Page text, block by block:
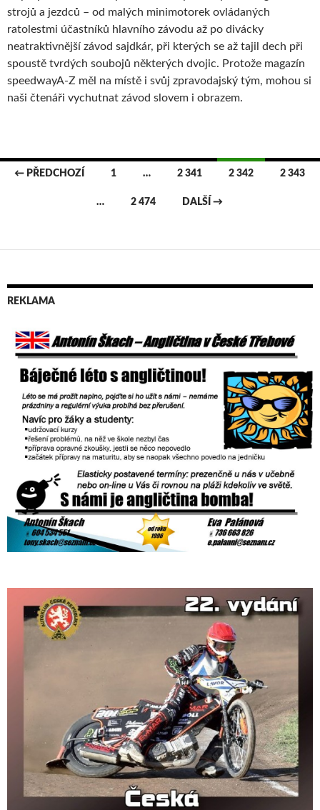
strojů a jezdců – od malých minimotorek ovládaných
ratolestmi účastníků hlavního závodu až po divácky
neatraktivnější závod sajdkár, při kterých se až tajil dech při
spoustě tvrdých soubojů některých dvojic. Protože magazín
speedwayA-Z měl na místě i svůj zpravodajský tým, mohou si
naši čtenáři vychutnat závod slovem i obrazem.
příspěvky
← PŘEDCHOZÍ 1 … 2 341 2 342 2 343
… 2 474 DALŠÍ →
REKLAMA